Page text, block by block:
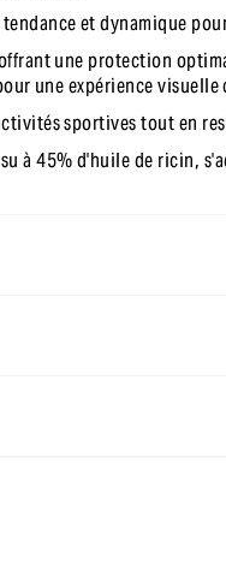
et dynamique
une protection
une expérience
sportives tout en
à 45% d'huile de ricin,